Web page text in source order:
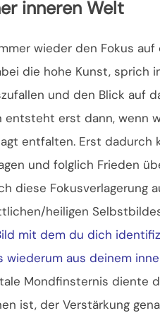
inneren Welt
wieder den Fokus
die hohe Kunst, sprich
und den Blick auf
entsteht erst dann, wenn
entfalten. Erst dadurch
und folglich Frieden
diese Fokusverlagerung
heiligen
mit dem du dich
wiederum aus deinem
Mondfinsternis diente
ist, der Verstärkung